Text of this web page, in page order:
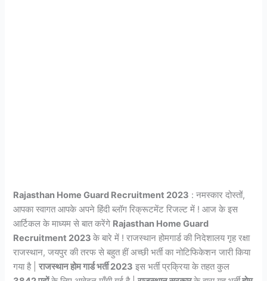
Rajasthan Home Guard Recruitment 2023 : नमस्कार दोस्तों,
आपका स्वागत आपके अपने हिंदी ब्लॉग रिक्रूटमेंट रिजल्ट में ! आज के इस
आर्टिकल के माध्यम से बात करेंगे Rajasthan Home Guard
Recruitment 2023 के बारे में ! राजस्थान होमगार्ड की निदेशालय गृह रक्षा
राजस्थान, जयपुर की तरफ से बहुत हीं अच्छी भर्ती का नोटिफिकेशन जारी किया
गया है |राजस्थान होम गार्ड भर्ती 2023 इस भर्ती प्रक्रिया के तहत कुल